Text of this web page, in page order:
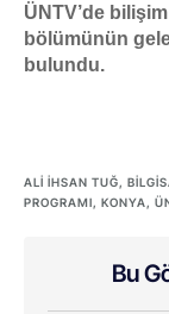
ÜNTV’de
bölümünün
bulundu.
ALI İHSAN TUĞ,
PROGRAMI, KONYA,
Bu